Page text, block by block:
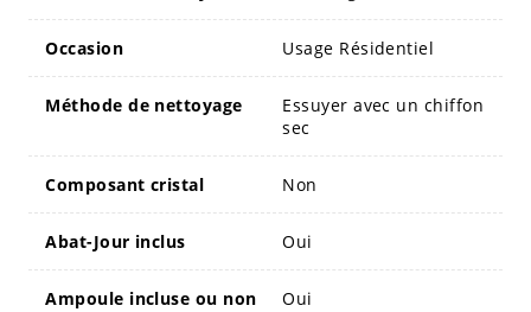
Occasion Usage Résidentiel
Méthode de nettoyage
Essuyer avec un chiffon
sec
Composant cristal Non
Abat-Jour inclus Oui
Ampoule incluse ou non Oui